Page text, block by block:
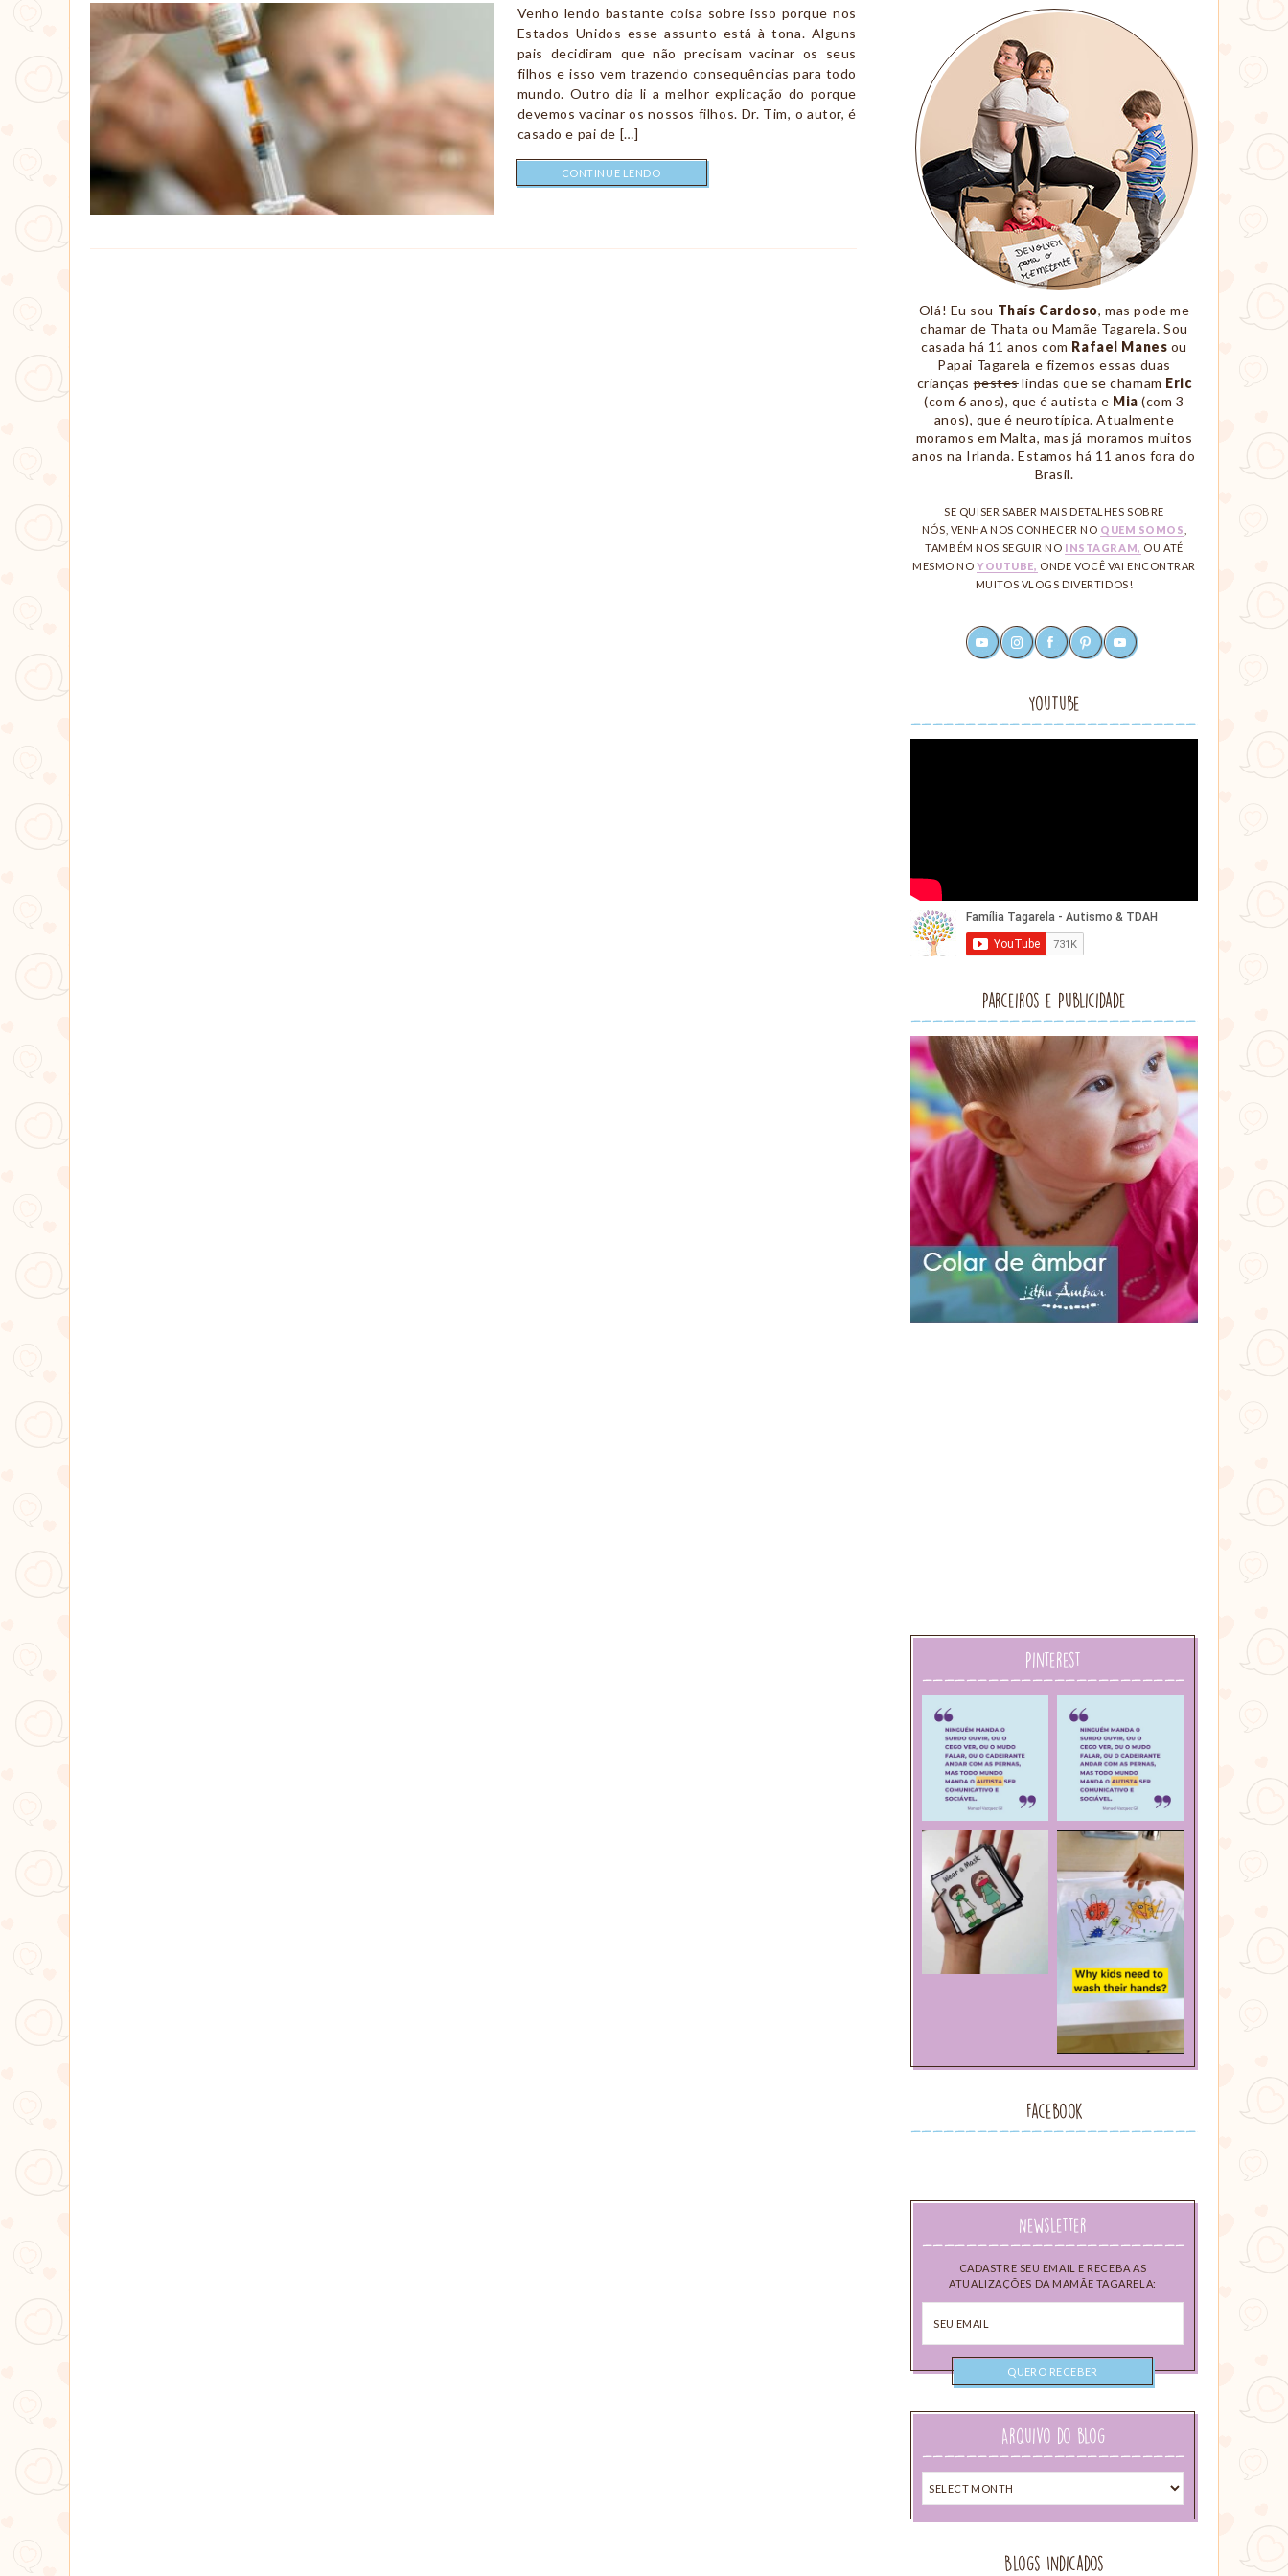
Venho lendo bastante coisa sobre isso porque nos
Estados Unidos esse assunto está à tona. Alguns
pais decidiram que não precisam vacinar os seus
filhos e isso vem trazendo consequências para todo
mundo. Outro dia li a melhor explicação do porque
devemos vacinar os nossos filhos. Dr. Tim, o autor, é
casado e pai de […]
CONTINUE LENDO
Nós
Olá! Eu sou Thaís Cardoso, mas pode me
chamar de Thata ou Mamãe Tagarela. Sou
casada há 11 anos com Rafael Manes ou
Papai Tagarela e fizemos essas duas
criançaspesteslindas que se chamam Eric
(com 6 anos), que é autista e Mia (com 3
anos), que é neurotípica. Atualmente
moramos em Malta, mas já moramos muitos
anos na Irlanda. Estamos há 11 anos fora do
Brasil.
SE QUISER SABER MAIS DETALHES SOBRE
NÓS, VENHA NOS CONHECER NO QUEM SOMOS
TAMBÉM NOS SEGUIR NO INSTAGRAM, OU ATÉ
MESMO NOYOUTUBE, ONDE VOCÊ VAI ENCONTRAR
MUITOS VLOGS DIVERTIDOS!
Redes
youtubeinstagramfacebookpinterest
YouTube
Parceiros e Publicidade
Lithu
âmbar
Pinterest
Facebook
Newsletter
CADASTRE SEU EMAIL E RECEBA AS
ATUALIZAÇÕES DA MAMÃE TAGARELA:
email
Arquivo do blog
Arquivo
do
blog
Blogs Indicados